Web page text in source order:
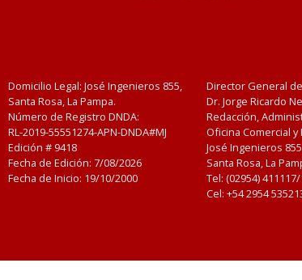
Domicilio Legal: José Ingenieros 855,
Santa Rosa, La Pampa.
Número de Registro DNDA:
RL-2019-55551274-APN-DNDA#MJ
Edición # 9418
Fecha de Edición: 7/08/2026
Fecha de Inicio: 19/10/2000
Director General
Dr. Jorge Ricardo
Redacción,
Oficina Comercial
José Ingenieros
Santa Rosa, La
Tel: (02954)
Cel: +54 2954